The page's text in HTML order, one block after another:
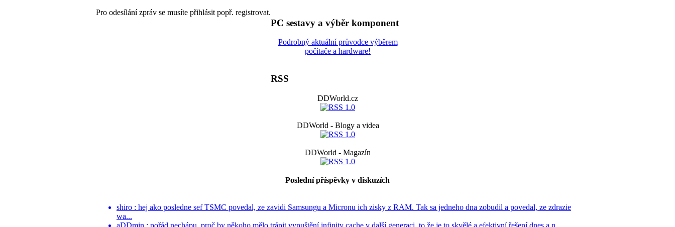
Pro odesílání zpráv se musíte přihlásit popř. registrovat.
PC sestavy a výběr komponent
Podrobný aktuální průvodce výběrem
počítače a hardware!
RSS
DDWorld.cz
DDWorld - Blogy a videa
DDWorld - Magazín
Poslední příspěvky v diskuzích
shiro : hej ako posledne sef TSMC povedal, ze zavidi Samsungu a Micronu ich zisky z RAM. Tak sa jedneho dna zobudil a povedal, ze zdrazie
wa...
aDDmin : pořád nechápu, proč by někoho mělo trápit vypuštění infinity cache v další generaci, to že je to skvělé a efektivní řešení dnes a n...